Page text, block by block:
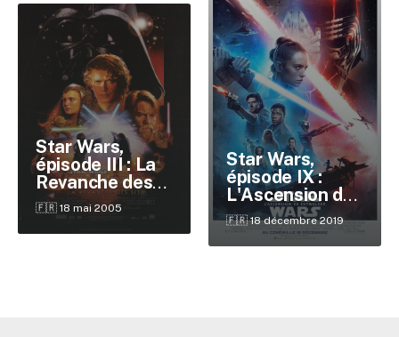
Star Wars,
épisode III : La
Revanche des
Sith
🇫🇷 18 mai 2005
Star Wars,
épisode IX :
L'Ascension de
Skywalker
🇫🇷 18 décembre 2019